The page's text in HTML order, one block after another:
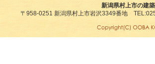
新潟県村上市の建
〒958-0251 新潟県村上市岩沢3349番地